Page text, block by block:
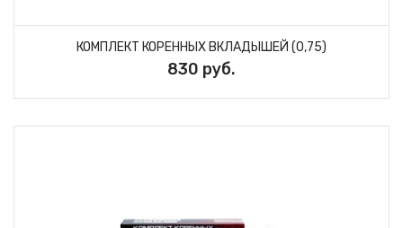
КОМПЛЕКТ КОРЕННЫХ ВКЛАДЫШЕЙ (0,75)
830 руб.